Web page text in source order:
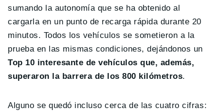
sumando la autonomía que se ha obtenido al
cargarla en un punto de recarga rápida durante 20
minutos. Todos los vehículos se sometieron a la
prueba en las mismas condiciones, dejándonos un
Top 10 interesante de vehículos que, además,
superaron la barrera de los 800 kilómetros.
Alguno se quedó incluso cerca de las cuatro cifras: